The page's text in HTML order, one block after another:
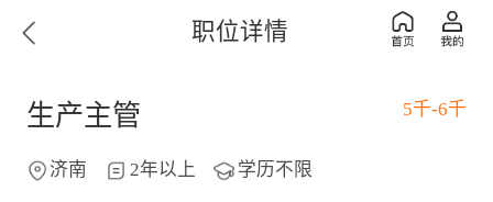
职位详情
生产主管 5千-6千
济南 2年以上 学历不限